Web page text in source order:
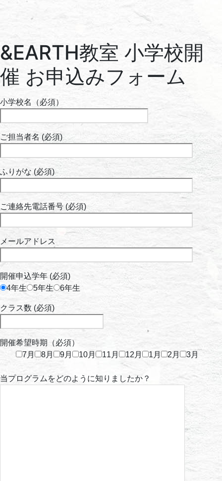
&EARTH教室 小学校開
催 お申込みフォーム
⼩学校名（必須）
ご担当者名 (必須)
ふりがな (必須)
ご連絡先電話番号 (必須)
メールアドレス
開催申込学年 (必須)
4年生
5年生 6年生
クラス数 (必須)
開催希望時期（必須）
7月
8月 9月 10月 11月 12月 1月 2月 3月
当プログラムをどのように知りましたか？